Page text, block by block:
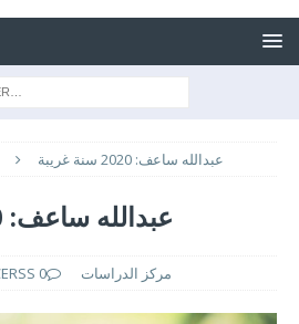
عبدالله ساعف: 2020 سنة غريبة
عبدالله ساعف: 2020 سنة غريبة
CERSS مركز الدراسات 0